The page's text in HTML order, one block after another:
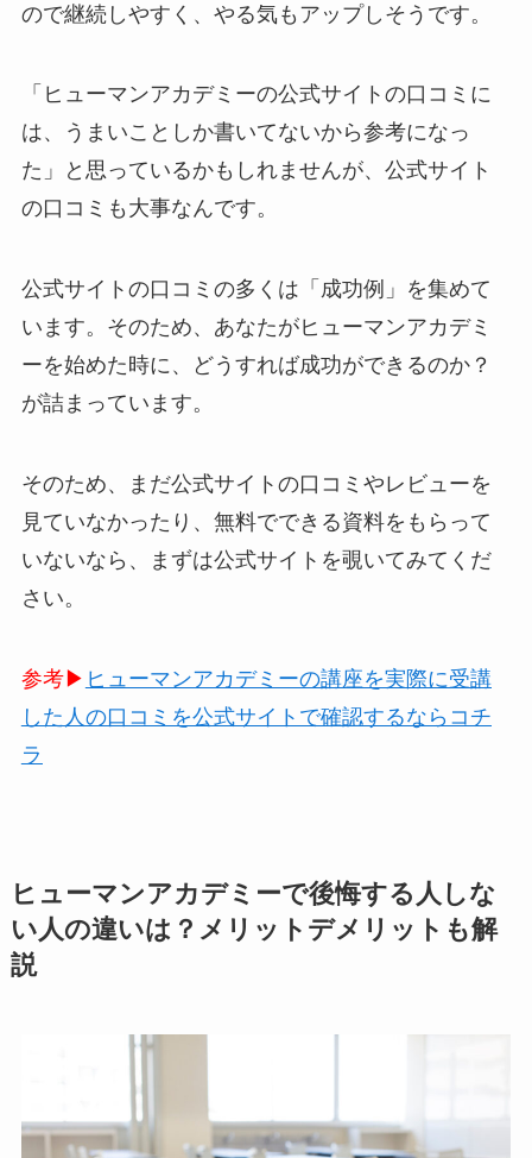
ので継続しやすく、やる気もアップしそうです。
「ヒューマンアカデミーの公式サイトの口コミに
は、うまいことしか書いてないから参考になっ
た」と思っているかもしれませんが、公式サイト
の口コミも大事なんです。
公式サイトの口コミの多くは「成功例」を集めて
います。そのため、あなたがヒューマンアカデミ
ーを始めた時に、どうすれば成功ができるのか？
が詰まっています。
そのため、まだ公式サイトの口コミやレビューを
見ていなかったり、無料でできる資料をもらって
いないなら、まずは公式サイトを覗いてみてくだ
さい。
参考▶︎ ヒューマンアカデミーの講座を実際に受講
した人の口コミを公式サイトで確認するならコチ
ラ
ヒューマンアカデミーで後悔する人しな
い人の違いは？メリットデメリットも解
説